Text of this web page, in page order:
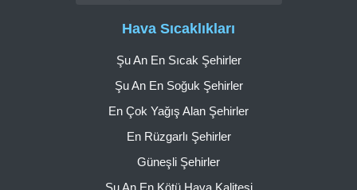
Hava Sıcaklıkları
Şu An En Sıcak Şehirler
Şu An En Soğuk Şehirler
En Çok Yağış Alan Şehirler
En Rüzgarlı Şehirler
Güneşli Şehirler